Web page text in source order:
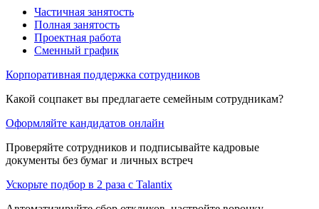
Частичная занятость
Полная занятость
Проектная работа
Сменный график
Корпоративная поддержка сотрудников
Какой соцпакет вы предлагаете семейным сотрудникам?
Оформляйте кандидатов онлайн
Проверяйте сотрудников и подписывайте кадровые
документы без бумаг и личных встреч
Ускорьте подбор в 2 раза с Talantix